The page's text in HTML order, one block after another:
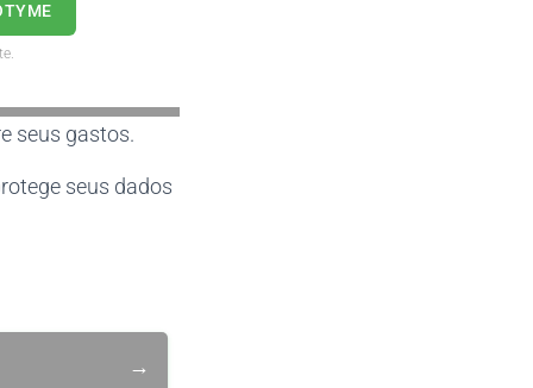
seus gastos.
seus dados
→